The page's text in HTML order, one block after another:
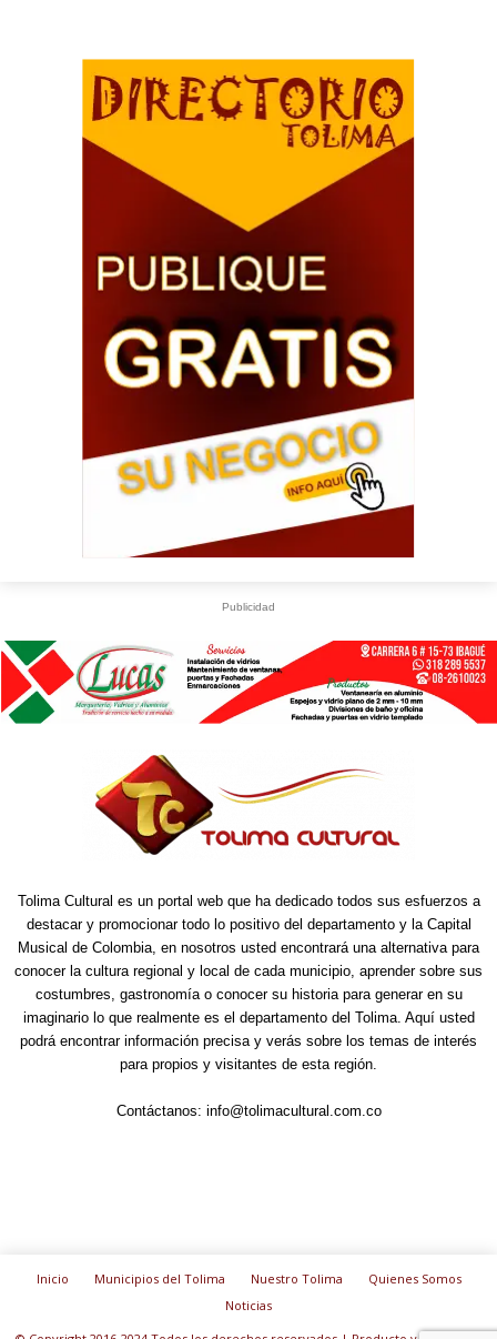
Publicidad
Tolima Cultural es un portal web que ha dedicado todos sus esfuerzos a
destacar y promocionar todo lo positivo del departamento y la Capital
Musical de Colombia, en nosotros usted encontrará una alternativa para
conocer la cultura regional y local de cada municipio, aprender sobre sus
costumbres, gastronomía o conocer su historia para generar en su
imaginario lo que realmente es el departamento del Tolima. Aquí usted
podrá encontrar información precisa y verás sobre los temas de interés
para propios y visitantes de esta región.
Contáctanos: info@tolimacultural.com.co
Inicio Municipios del Tolima Nuestro Tolima
Quienes Somos
Noticias